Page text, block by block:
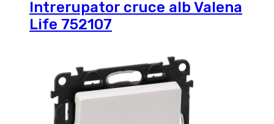
Intrerupator cruce alb Valena
Life 752107